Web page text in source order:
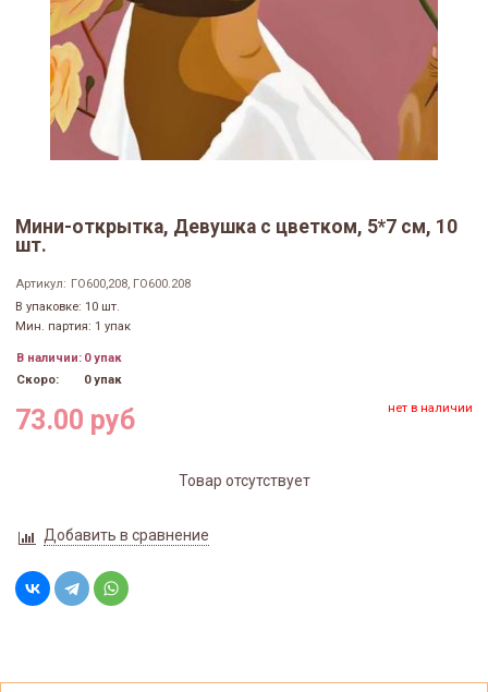
Мини-открытка, Девушка с цветком, 5*7 см, 10
шт.
Артикул: ГО600,208, ГО600.208
В упаковке: 10 шт.
Мин. партия: 1 упак
В наличии: 0 упак
Скоро:
0 упак
73.00 руб нет в наличии
Товар отсутствует
Добавить в сравнение